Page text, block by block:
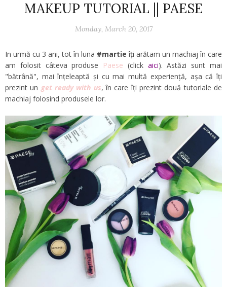
MAKEUP TUTORIAL || PAESE
Monday, March 20, 2017
In urmă cu 3 ani, tot în luna #martie îți arătam un machiaj în care
am folosit câteva produse Paese (click aici). Astăzi sunt mai
"bătrână", mai înțeleaptă și cu mai multă experiență, așa că îți
prezint un get ready with us, în care îți prezint două tutoriale de
machiaj folosind produsele lor.